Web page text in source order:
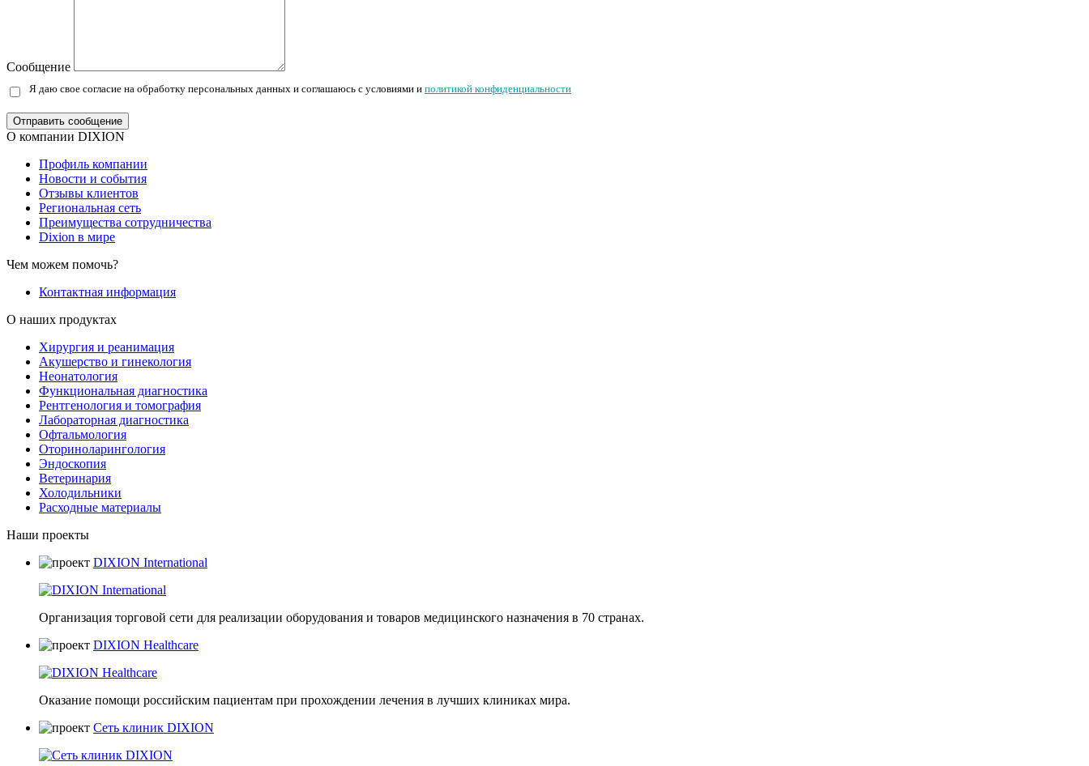
Сообщение
Я даю свое согласие на обработку персональных данных и соглашаюсь с условиями и политикой конфиденциальности
Отправить сообщение
О компании DIXION
Профиль компании
Новости и события
Отзывы клиентов
Региональная сеть
Преимущества сотрудничества
Dixion в мире
Чем можем помочь?
Контактная информация
О наших продуктах
Хирургия и реанимация
Акушерство и гинекология
Неонатология
Функциональная диагностика
Рентгенология и томография
Лабораторная диагностика
Офтальмология
Оториноларингология
Эндоскопия
Ветеринария
Холодильники
Расходные материалы
Наши проекты
DIXION International
Организация торговой сети для реализации оборудования и товаров медицинского назначения в 70 странах.
DIXION Healthcare
Оказание помощи российским пациентам при прохождении лечения в лучших клиниках мира.
Сеть клиник DIXION